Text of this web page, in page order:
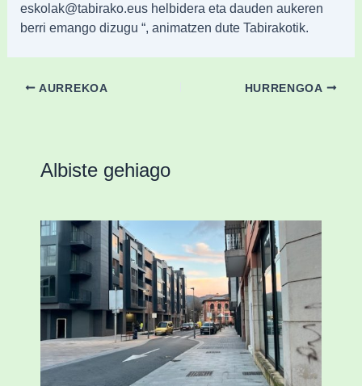
eskolak@tabirako.eus helbidera eta dauden aukeren
berri emango dizugu “, animatzen dute Tabirakotik.
AURREKOA HURRENGOA
Albiste gehiago
Udal etxebizitza tasatuei buruzko lehen
ordenantza izango du Durangok